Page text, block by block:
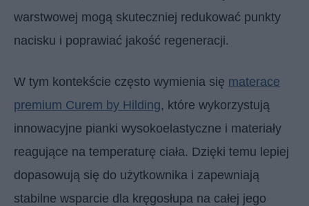
warstwowej mogą skuteczniej redukować punkty
nacisku i poprawiać jakość regeneracji.
W tym kontekście często wymienia się materace
premium Curem by Hilding, które wykorzystują
innowacyjne pianki wysokoelastyczne i materiały
reagujące na temperaturę ciała. Dzięki temu lepiej
dopasowują się do użytkownika i zapewniają
stabilne wsparcie dla kręgosłupa na całej jego